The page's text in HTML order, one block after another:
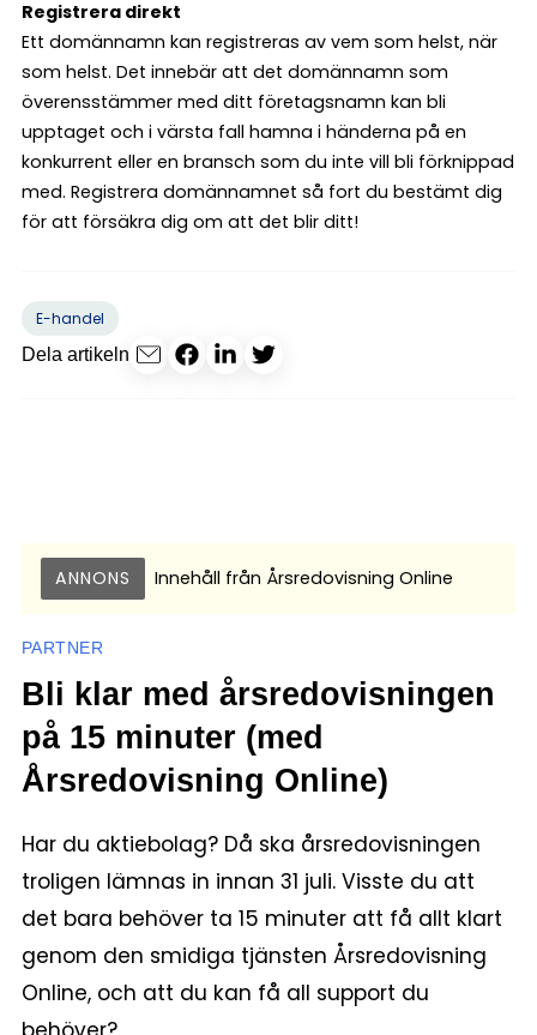
Registrera direkt
Ett domännamn kan registreras av vem som helst, när
som helst. Det innebär att det domännamn som
överensstämmer med ditt företagsnamn kan bli
upptaget och i värsta fall hamna i händerna på en
konkurrent eller en bransch som du inte vill bli förknippad
med. Registrera domännamnet så fort du bestämt dig
för att försäkra dig om att det blir ditt!
E-handel
Dela artikeln
ANNONS Innehåll från Årsredovisning Online
PARTNER
Bli klar med årsredovisningen
på 15 minuter (med
Årsredovisning Online)
Har du aktiebolag? Då ska årsredovisningen
troligen lämnas in innan 31 juli. Visste du att
det bara behöver ta 15 minuter att få allt klart
genom den smidiga tjänsten Årsredovisning
Online, och att du kan få all support du